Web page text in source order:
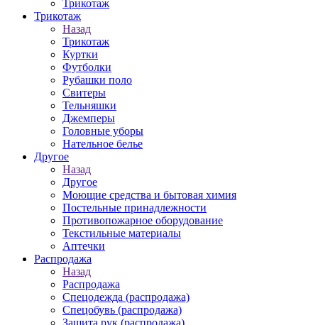
Трикотаж
Трикотаж
Назад
Трикотаж
Куртки
Футболки
Рубашки поло
Свитеры
Тельняшки
Джемперы
Головные уборы
Нательное белье
Другое
Назад
Другое
Моющие средства и бытовая химия
Постельные принадлежности
Противопожарное оборудование
Текстильные материалы
Аптечки
Распродажа
Назад
Распродажа
Спецодежда (распродажа)
Спецобувь (распродажа)
Защита рук (распродажа)